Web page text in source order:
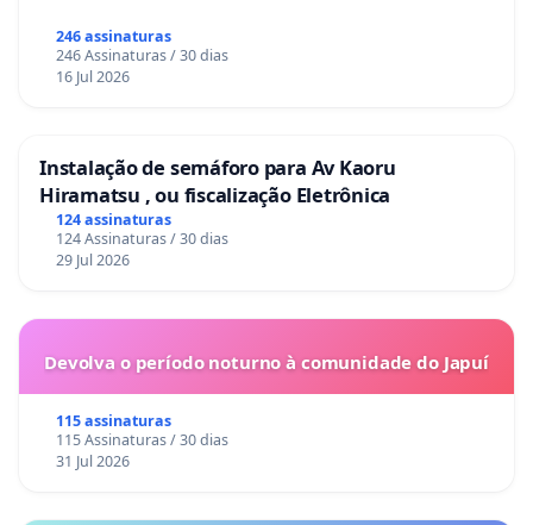
246 assinaturas
246 Assinaturas / 30 dias
16 Jul 2026
Instalação de semáforo para Av Kaoru
Hiramatsu , ou fiscalização Eletrônica
124 assinaturas
124 Assinaturas / 30 dias
29 Jul 2026
Devolva o período noturno à comunidade do Japuí
115 assinaturas
115 Assinaturas / 30 dias
31 Jul 2026